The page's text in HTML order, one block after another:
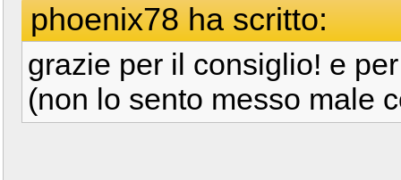
phoenix78 ha scritto:
grazie per il consiglio! e
(non lo sento messo male